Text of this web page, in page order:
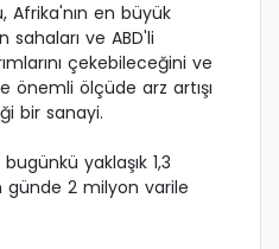
Afrika'nın en büyük
sahaları ve ABD'li
çekebileceğini ve
önemli ölçüde arz artışı
bir sanayi.
yaklaşık 1,3
günde 2 milyon varile